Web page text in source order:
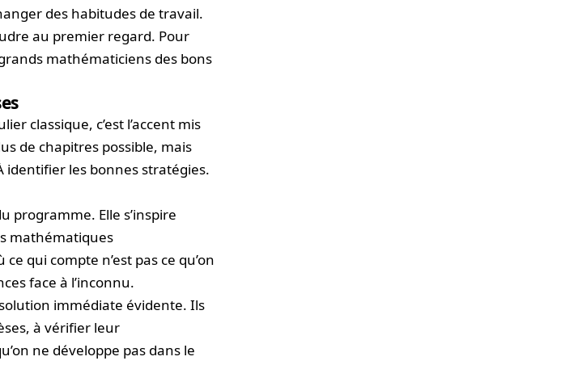
des habitudes de travail.
au premier regard. Pour
mathématiciens des bons
classique, c’est l’accent mis
de chapitres possible, mais
identifier les bonnes stratégies.
programme. Elle s’inspire
mathématiques
qui compte n’est pas ce qu’on
face à l’inconnu.
immédiate évidente. Ils
à vérifier leur
ne développe pas dans le